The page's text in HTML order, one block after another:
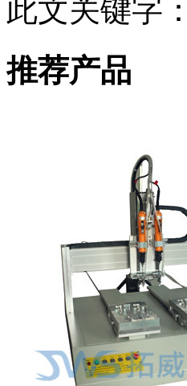
此文关键字：
推荐产品